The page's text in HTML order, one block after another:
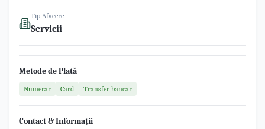
Tip Afacere
Servicii
Metode de Plată
Numerar Card Transfer bancar
Contact & Informații